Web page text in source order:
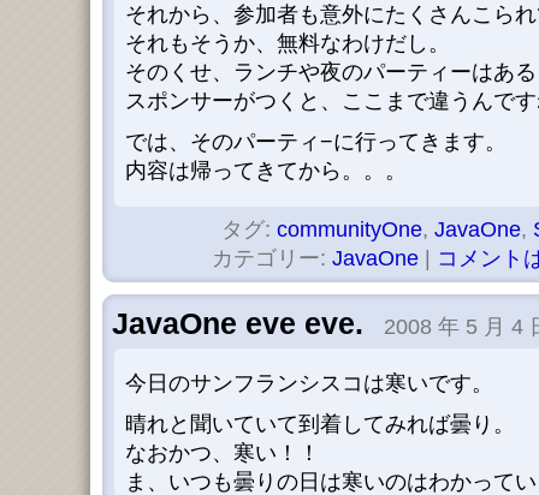
それから、参加者も意外にたくさんこら
それもそうか、無料なわけだし。
そのくせ、ランチや夜のパーティーはあ
スポンサーがつくと、ここまで違うんで
では、そのパーティ−に行ってきます。
内容は帰ってきてから。。。
タグ: communityOne, JavaOne,
カテゴリー: JavaOne コメント
JavaOne eve eve. 2008 年 5 月 4
今日のサンフランシスコは寒いです。
晴れと聞いていて到着してみれば曇り。
なおかつ、寒い！！
ま、いつも曇りの日は寒いのはわかって